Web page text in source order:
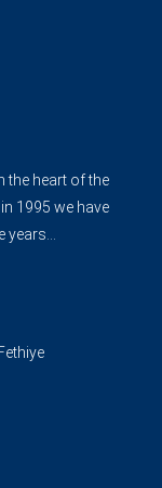
the heart of the
1995 we have